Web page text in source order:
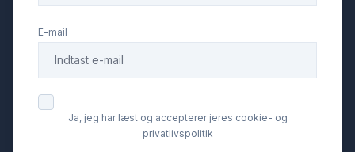
Tagræling
Tonede ruder
Træthedsregistrering
E-mail
Ja, jeg har læst og accepterer jeres cookie- og
privatlivspolitik